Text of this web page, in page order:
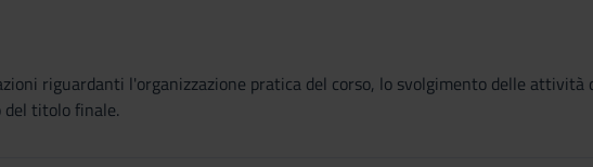
riguardanti l'organizzazione pratica del corso, lo svolgimento delle
titolo finale.